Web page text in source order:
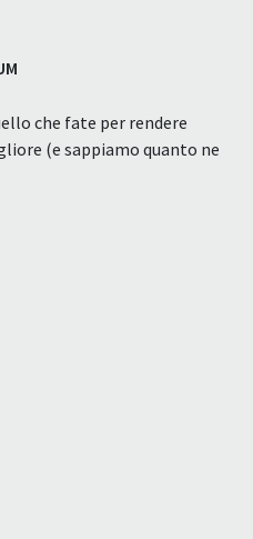
che fate per rendere
(e sappiamo quanto ne